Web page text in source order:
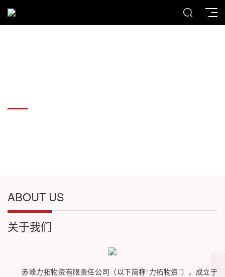
ABOUT US
关于我们
赤峰力拓物资有限责任公司（以下简称“力拓物资”），成立于